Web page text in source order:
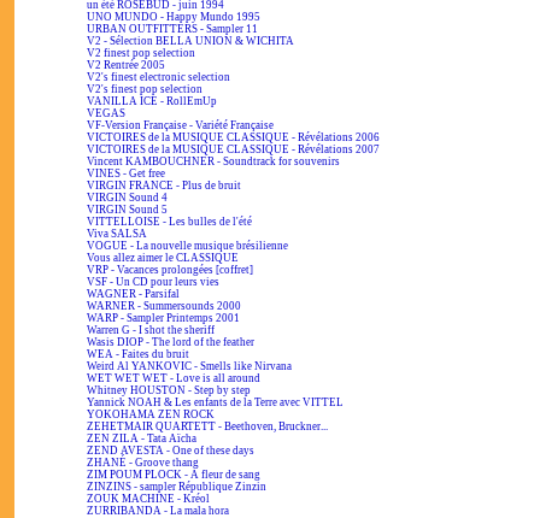
un été ROSEBUD - juin 1994
UNO MUNDO - Happy Mundo 1995
URBAN OUTFITTERS - Sampler 11
V2 - Sélection BELLA UNION & WICHITA
V2 finest pop selection
V2 Rentrée 2005
V2's finest electronic selection
V2's finest pop selection
VANILLA ICE - RollEmUp
VEGAS
VF-Version Française - Variété Française
VICTOIRES de la MUSIQUE CLASSIQUE - Révélations 2006
VICTOIRES de la MUSIQUE CLASSIQUE - Révélations 2007
Vincent KAMBOUCHNER - Soundtrack for souvenirs
VINES - Get free
VIRGIN FRANCE - Plus de bruit
VIRGIN Sound 4
VIRGIN Sound 5
VITTELLOISE - Les bulles de l'été
Viva SALSA
VOGUE - La nouvelle musique brésilienne
Vous allez aimer le CLASSIQUE
VRP - Vacances prolongées [coffret]
VSF - Un CD pour leurs vies
WAGNER - Parsifal
WARNER - Summersounds 2000
WARP - Sampler Printemps 2001
Warren G - I shot the sheriff
Wasis DIOP - The lord of the feather
WEA - Faites du bruit
Weird Al YANKOVIC - Smells like Nirvana
WET WET WET - Love is all around
Whitney HOUSTON - Step by step
Yannick NOAH & Les enfants de la Terre avec VITTEL
YOKOHAMA ZEN ROCK
ZEHETMAIR QUARTETT - Beethoven, Bruckner...
ZEN ZILA - Tata Aïcha
ZEND AVESTA - One of these days
ZHANÉ - Groove thang
ZIM POUM PLOCK - A fleur de sang
ZINZINS - sampler République Zinzin
ZOUK MACHINE - Kréol
ZURRIBANDA - La mala hora